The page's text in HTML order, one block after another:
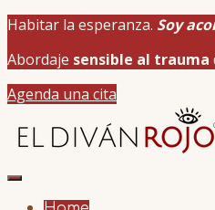
Habitar la esperanza. Soy
Abordaje sensible al trauma
Agenda una cita